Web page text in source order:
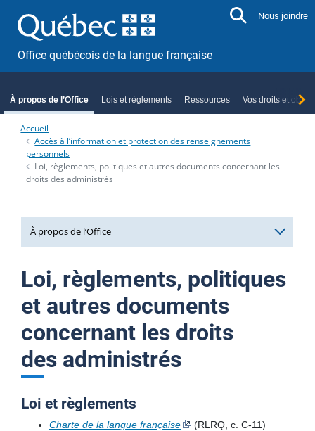
Office québécois de la langue française
Nous joindre
À propos de l’Office Lois et règlements Ressources Vos droits et
Accueil
Accès à l’information et protection des renseignements
personnels
Loi, règlements, politiques et autres documents concernant les
droits des administrés
À propos de l’Office
Planification stratégique
Membres de l’Office
Loi, règlements, politiques
et autres documents
concernant les droits
des administrés
Loi et règlements
Charte de la langue française
(RLRQ, c. C-11)